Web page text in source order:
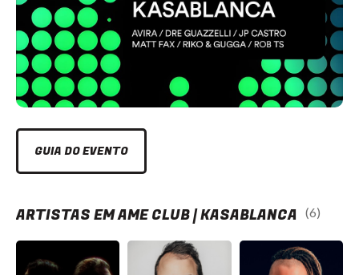
GUIA DO EVENTO
ARTISTAS EM AME CLUB | KASABLANCA (6)